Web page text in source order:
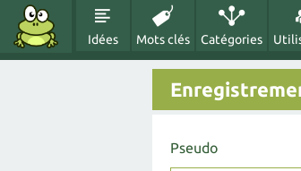
Idées Mots clés Catégories
Pseudo